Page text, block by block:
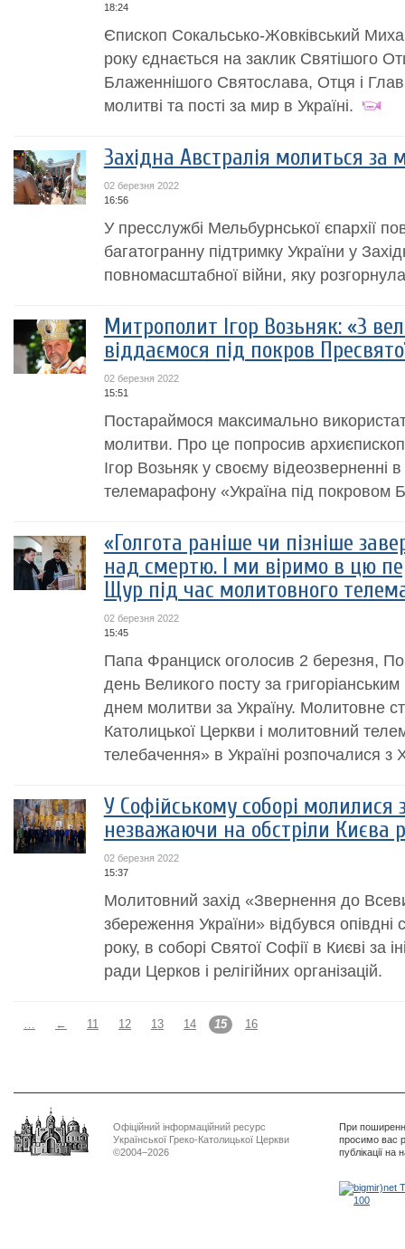
18:24
Єпископ Сокальсько-Жовківський
року єднається на заклик Святішого
Блаженнішого Святослава, Отця і
молитві та пості за мир в Україні.
Західна Австралія молиться за
02 березня 2022
16:56
У пресслужбі Мельбурнської єпархії
багатогранну підтримку України у
повномасштабної війни, яку
Митрополит Ігор Возьняк: «З
віддаємося під покров
02 березня 2022
15:51
Постараймося максимально
молитви. Про це попросив
Ігор Возьняк у своєму відеозверненні
телемарафону «Україна під покровом
«Голгота раніше чи пізніше
над смертю. І ми віримо в цю
Щур під час молитовного
02 березня 2022
15:45
Папа Франциск оголосив 2 березня,
день Великого посту за
днем молитви за Україну. Молитовне
Католицької Церкви і молитовний
телебачення» в Україні розпочалися з
У Софійському соборі молилися
незважаючи на обстріли Києва
02 березня 2022
15:37
Молитовний захід «Звернення до
збереження України» відбувся
року, в соборі Святої Софії в Києві за
ради Церков і релігійних організацій.
… ← 11 12 13 14 15 16
Офіційний інформаційний ресурс
Української Греко-Католицької Церкви
©2004–2026
При
просимо вас
публікації на